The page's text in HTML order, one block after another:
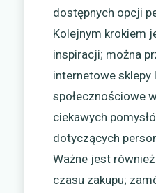
dostępnych opcji
Kolejnym krokiem
inspiracji; można
internetowe
społecznościowe
ciekawych
dotyczących
Ważne jest
czasu zakupu;